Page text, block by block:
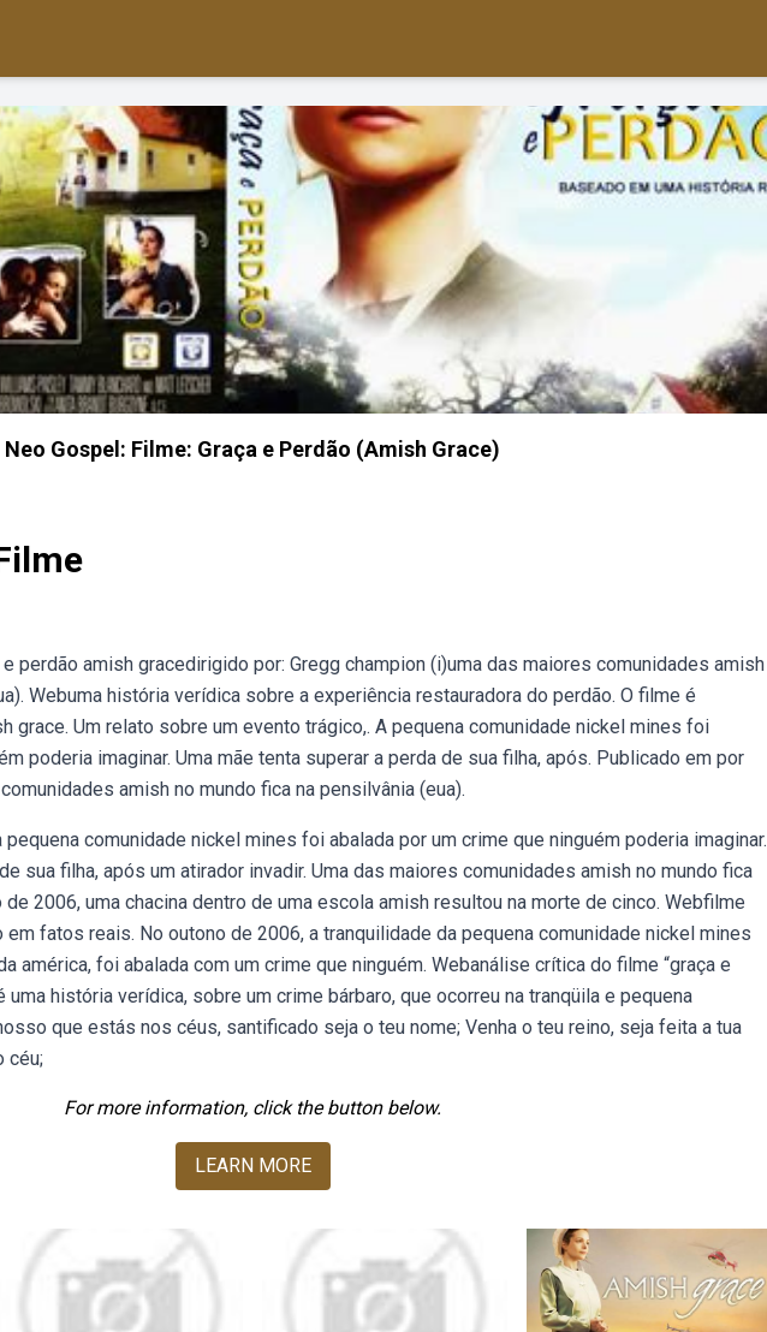
Neo Gospel: Filme: Graça e Perdão (Amish Grace)
perdão amish gracedirigido por: Gregg champion (i)uma das maiores comunidades amish
Webuma história verídica sobre a experiência restauradora do perdão. O filme é
grace. Um relato sobre um evento trágico,. A pequena comunidade nickel mines foi
poderia imaginar. Uma mãe tenta superar a perda de sua filha, após. Publicado em por
amish no mundo fica na pensilvânia (eua).
pequena comunidade nickel mines foi abalada por um crime que ninguém poderia imaginar.
sua filha, após um atirador invadir. Uma das maiores comunidades amish no mundo fica
de 2006, uma chacina dentro de uma escola amish resultou na morte de cinco. Webfilme
fatos reais. No outono de 2006, a tranquilidade da pequena comunidade nickel mines
américa, foi abalada com um crime que ninguém. Webanálise crítica do filme “graça e
uma história verídica, sobre um crime bárbaro, que ocorreu na tranqüila e pequena
que estás nos céus, santificado seja o teu nome; Venha o teu reino, seja feita a tua
céu;
For more information, click the button below.
LEARN MORE